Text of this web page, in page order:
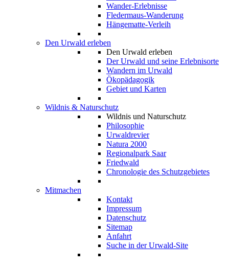
Wander-Erlebnisse
Fledermaus-Wanderung
Hängematte-Verleih
Den Urwald erleben
Den Urwald erleben
Der Urwald und seine Erlebnisorte
Wandern im Urwald
Ökopädagogik
Gebiet und Karten
Wildnis & Naturschutz
Wildnis und Naturschutz
Philosophie
Urwaldrevier
Natura 2000
Regionalpark Saar
Friedwald
Chronologie des Schutzgebietes
Mitmachen
Kontakt
Impressum
Datenschutz
Sitemap
Anfahrt
Suche in der Urwald-Site